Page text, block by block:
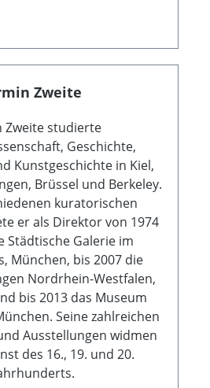
Zweite
Zweite studierte
Geschichte,
Kunstgeschichte in Kiel,
Brüssel und Berkeley.
kuratorischen
er als Direktor von 1974
Städtische Galerie im
München, bis 2007 die
Nordrhein-Westfalen,
bis 2013 das Museum
Seine zahlreichen
Ausstellungen widmen
des 16., 19. und 20.